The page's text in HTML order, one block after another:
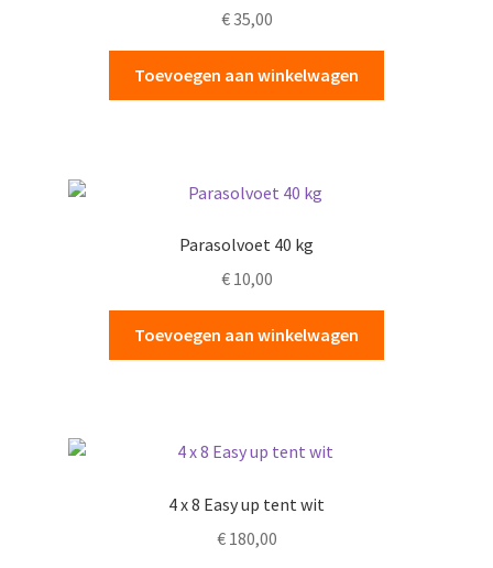
€35,00
Toevoegen aan winkelwagen
Parasolvoet 40 kg
€10,00
Toevoegen aan winkelwagen
4 x 8 Easy up tent wit
€180,00